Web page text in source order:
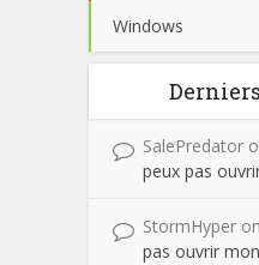
Windows
SalePredator
peux pas
StormHyper on
pas ouvrir